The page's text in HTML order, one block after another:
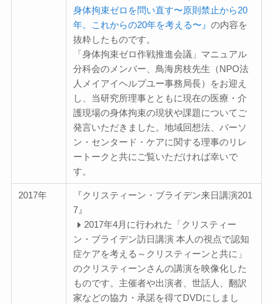
身体拘束ゼロを問い直す〜原則禁止から20
年。これからの20年を考える〜』の内容を
抜粋したものです。
「身体拘束ゼロ作戦推進会議」マニュアル
分科会のメンバー、鳥海房枝先生（NPO法
人メイアイヘルプユー事務局長）をお迎え
し、当研究所理事とともに現在の医療・介
護現場の身体拘束の現状や課題についてご
発言いただきました。地域回想法、パーソ
ン・センタード・ケアに関する理事のリレ
ートークと共にご覧いただければ幸いで
す。
2017年
『クリスティーン・ブライデン来日講演201
7』
2017年4月に行われた「クリスティー
ン・ブライデン訪日講演 本人の視点で認知
症ケアを考える～クリスティーンと共に」
のクリスティーンさんの講演を映像化した
ものです。主催者や出演者、世話人、翻訳
家などの協力・承諾を得てDVDにしまし